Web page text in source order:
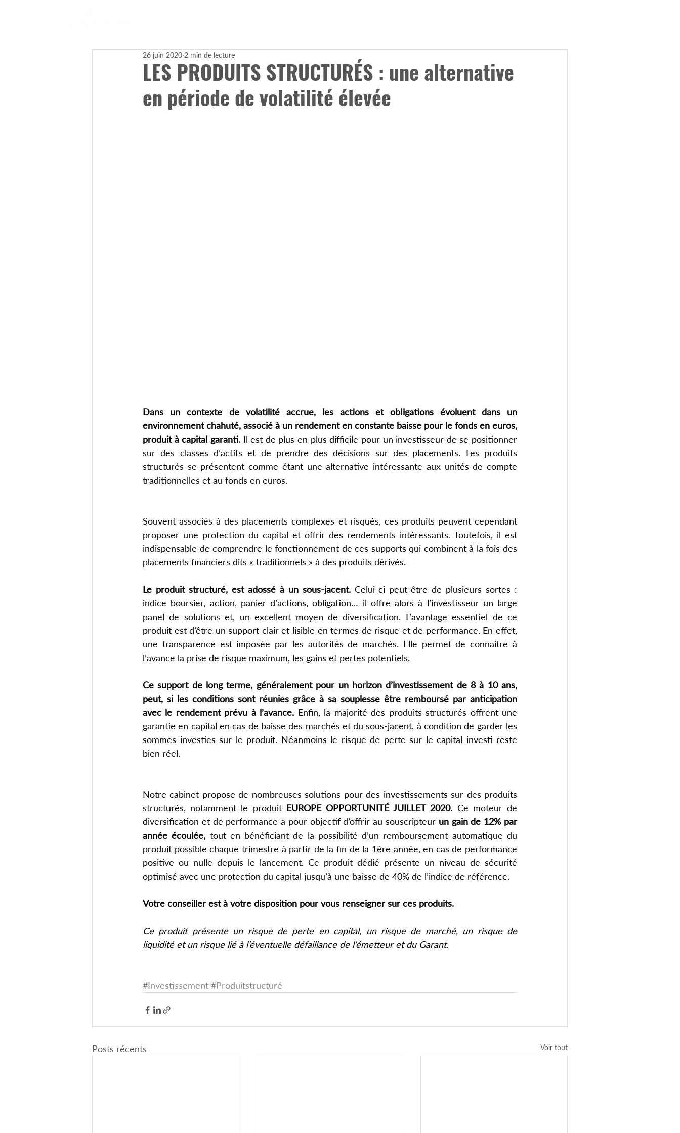
LES PRODUITS STRUCTURÉS : une alternative
en période de volatilité élevée
26 juin 2020 2 min de lecture
Dans un contexte de volatilité accrue, les actions et obligations évoluent dans un
environnement chahuté, associé à un rendement en constante baisse pour le fonds en euros,
produit à capital garanti. Il est de plus en plus difficile pour un investisseur de se positionner
sur des classes d’actifs et de prendre des décisions sur des placements. Les produits
structurés se présentent comme étant une alternative intéressante aux unités de compte
traditionnelles et au fonds en euros.
Souvent associés à des placements complexes et risqués, ces produits peuvent cependant
proposer une protection du capital et offrir des rendements intéressants. Toutefois, il est
indispensable de comprendre le fonctionnement de ces supports qui combinent à la fois des
placements financiers dits « traditionnels » à des produits dérivés.
Le produit structuré, est adossé à un sous-jacent. Celui-ci peut-être de plusieurs sortes :
indice boursier, action, panier d’actions, obligation… il offre alors à l’investisseur un large
panel de solutions et, un excellent moyen de diversification. L’avantage essentiel de ce
produit est d’être un support clair et lisible en termes de risque et de performance. En effet,
une transparence est imposée par les autorités de marchés. Elle permet de connaitre à
l’avance la prise de risque maximum, les gains et pertes potentiels.
Ce support de long terme, généralement pour un horizon d’investissement de 8 à 10 ans,
peut, si les conditions sont réunies grâce à sa souplesse être remboursé par anticipation
avec le rendement prévu à l’avance. Enfin, la majorité des produits structurés offrent une
garantie en capital en cas de baisse des marchés et du sous-jacent, à condition de garder les
sommes investies sur le produit. Néanmoins le risque de perte sur le capital investi reste
bien réel.
Notre cabinet propose de nombreuses solutions pour des investissements sur des produits
structurés, notamment le produit EUROPE OPPORTUNITÉ JUILLET 2020. Ce moteur de
diversification et de performance a pour objectif d’offrir au souscripteur un gain de 12% par
année écoulée, tout en bénéficiant de la possibilité d’un remboursement automatique du
produit possible chaque trimestre à partir de la fin de la 1ère année, en cas de performance
positive ou nulle depuis le lancement. Ce produit dédié présente un niveau de sécurité
optimisé avec une protection du capital jusqu’à une baisse de 40% de l’indice de référence.
Votre conseiller est à votre disposition pour vous renseigner sur ces produits.
Ce produit présente un risque de perte en capital, un risque de marché, un risque de
liquidité et un risque lié à l’éventuelle défaillance de l’émetteur et du Garant.
#Investissement #Produitstructuré
Posts récents Voir tout